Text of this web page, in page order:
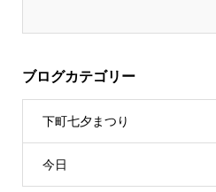
ブログカテゴリー
下町七夕まつり
今日